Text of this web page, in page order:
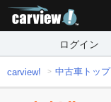
ログイン
carview! 中古車トップ